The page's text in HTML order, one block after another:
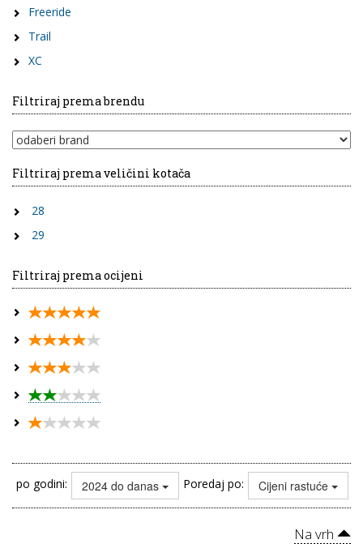
Freeride
Trail
XC
Filtriraj prema brendu
Filtriraj prema veličini kotača
28
29
Filtriraj prema ocijeni
po godini: 2024 do danas Poredaj po: Cijeni rastuće
Na vrh